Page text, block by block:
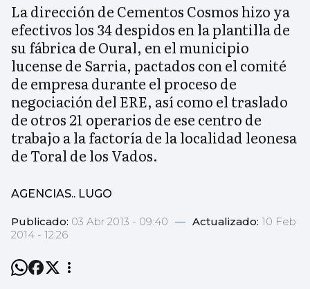
La dirección de Cementos Cosmos hizo ya
efectivos los 34 despidos en la plantilla de
su fábrica de Oural, en el municipio
lucense de Sarria, pactados con el comité
de empresa durante el proceso de
negociación del ERE, así como el traslado
de otros 21 operarios de ese centro de
trabajo a la factoría de la localidad leonesa
de Toral de los Vados.
AGENCIAS.. LUGO
Publicado: 03 Abr 2013 - 09:40 — Actualizado: 10 Feb
2014 - 12:26